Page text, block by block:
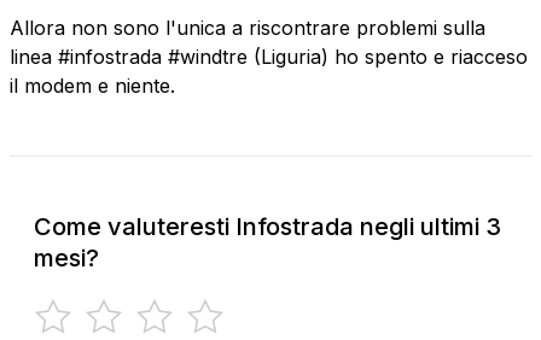
Allora non sono l'unica a riscontrare problemi sulla
linea #infostrada #windtre (Liguria) ho spento e riacceso
il modem e niente.
Come valuteresti Infostrada negli ultimi 3
mesi?